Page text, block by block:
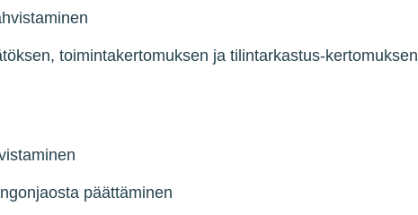
toimintakertomuksen ja tilintarkastus-kertomuksen
päättäminen